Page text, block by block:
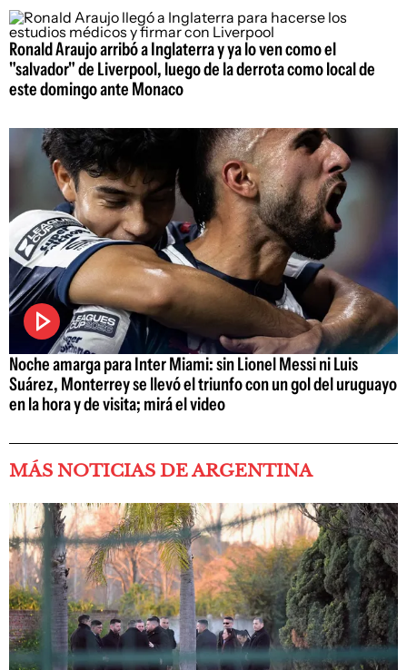
Ronald Araujo arribó a Inglaterra y ya lo ven como el
"salvador" de Liverpool, luego de la derrota como local de
este domingo ante Monaco
Noche amarga para Inter Miami: sin Lionel Messi ni Luis
Suárez, Monterrey se llevó el triunfo con un gol del uruguayo
en la hora y de visita; mirá el video
MÁS NOTICIAS DE ARGENTINA